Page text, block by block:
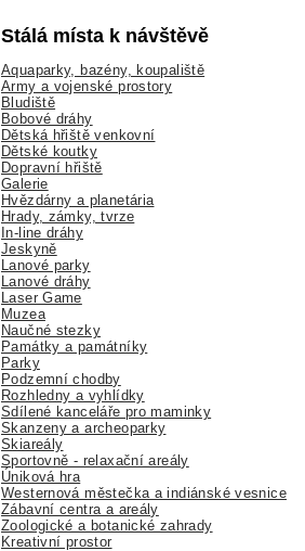
Stálá místa k návštěvě
Aquaparky, bazény, koupaliště
Army a vojenské prostory
Bludiště
Bobové dráhy
Dětská hřiště venkovní
Dětské koutky
Dopravní hřiště
Galerie
Hvězdárny a planetária
Hrady, zámky, tvrze
In-line dráhy
Jeskyně
Lanové parky
Lanové dráhy
Laser Game
Muzea
Naučné stezky
Památky a památníky
Parky
Podzemní chodby
Rozhledny a vyhlídky
Sdílené kanceláře pro maminky
Skanzeny a archeoparky
Skiareály
Sportovně - relaxační areály
Úniková hra
Westernová městečka a indiánské vesnice
Zábavní centra a areály
Zoologické a botanické zahrady
Kreativní prostor